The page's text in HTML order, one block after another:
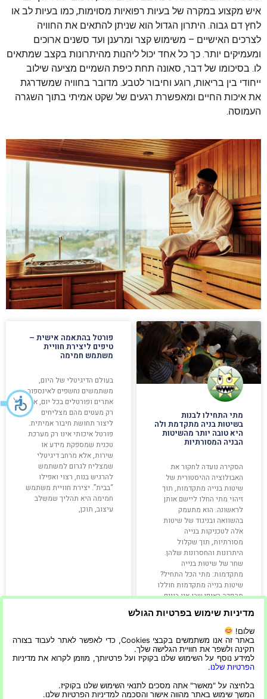
איש מקצוע במקרה של בעיות רפואיות מסוימות, כמו בעיות לב או
לחץ דם גבוה. היתרון הגדול הוא שניתן להתאים את החוויה
לצרכים האישיים – משימוש קצר ומרענן ועד סשנים ארוכים
ומעמיקים יותר. כך כל אחד יכול ליהנות מהיתרונות בקצב שמתאים
לו. בסיכומו של דבר, סאונה תחת כיפת השמיים מציעה שילוב
ייחודי בין בריאות, רוגע וחיבור לטבע. מדובר בחוויה שמשדרגת
את איכות החיים ומאפשרת רגעים של שקט אמיתי בתוך השגרה
העמוסה.
מתי התחילו לבנות
בשיטות בניה מתקדמת ולה
היא טובה יותר מהשיטות
הבניה המסורתיות
הסקירה נועדה לחקור את
האבולוציה ההיסטורית של
שיטות בנייה מתקדמות, תוך
זיהוי מתי החלו ליישם אותן
לראשונה. הוא מתעמק
בהשוואה ובניגוד של שיטות
אלה לטכניקות בנייה
מסורתיות, תוך שקלול
היתרונות והחסרונות שלהן.
שחר של שיטות בנייה
מתקדמות: מתי הכל התחיל?
שיטות בנייה מתקדמות חוללו
מהפכה באופן שבו אנו בונים
קרא עוד »
10/08/2023
פורטל בהתאמה אישית –
טיפים ליצירת חוויית
משתמש חמימה
בעולם הדיגיטלי של היום,
משתמשים נחשפים לאינספור
אתרים ופורטלים בכל יום, אך
רק מעטים מהם מצליחים
ליצור תחושת חיבור אמיתית.
פורטל איכותי אינו רק מערכת
טכנית שמספקת מידע או
שירות, אלא מרחב דיגיטלי
שמצליח לגרום למשתמש
להרגיש בנוח, רצוי ואפילו
“בבית”. יצירת חוויית משתמש
חמימה היא תהליך שמשלב
עיצוב, תוכן,
קרא עוד »
מדיניות שימוש בפרטיות הגולש
שלום!
באתר זה אנו משתמשים בקבצי Cookies, כדי לאפשר לאתר לעבוד בצורה
תקינה ולשפר את חוויית הגלישה שלך.
למידע נוסף על השימוש שלנו בקוקיז ועל פרטיותך, מוזמן לקרוא את מדיניות
הפרטיות שלנו.
בלחיצה על "מאשר" אתה מסכים לתנאי השימוש שלנו בקוקיז.
המשך שימוש באתר מהווה אישור והסכמה למדיניות הפרטיות שלנו.